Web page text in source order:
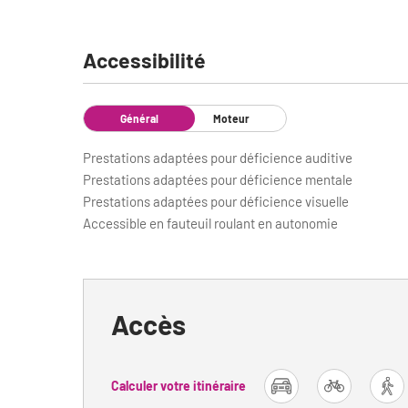
Accessibilité
Général Moteur
Prestations adaptées pour déficience auditive
Prestations adaptées pour déficience mentale
Prestations adaptées pour déficience visuelle
Accessible en fauteuil roulant en autonomie
Accès
Calculer votre itinéraire
car bike